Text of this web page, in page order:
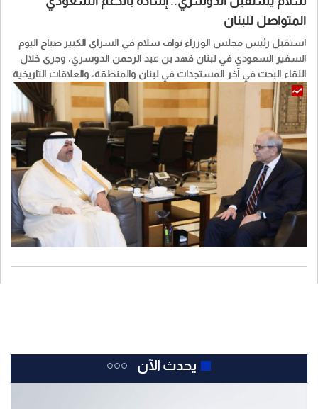
المتواصل للبنان
استقبل رئيس مجلس الوزراء نواف سلام في السراي الكبير صباح اليوم
السفير السعودي في لبنان فهد بن عبد الرحمن الدوسري، وجرى خلال
اللقاء البحث في آخر المستجدات في لبنان والمنطقة، والعلاقات التاريخية
التي تجمع لبنان والمملكة العربية السعودية.
يحدث الآن